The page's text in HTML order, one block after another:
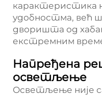
карактеристика
удобностма, већ
дворишта од
екстремним
Напређена
осветљење
Осветљење није